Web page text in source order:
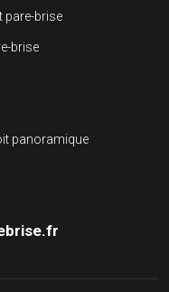
pare-brise
brise
panoramique